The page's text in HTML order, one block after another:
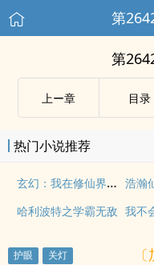
第
第
上ー章 目录
热门小说推荐
玄幻：我在修仙界练字长生 浩瀚
哈利波特之学霸无敌 我不